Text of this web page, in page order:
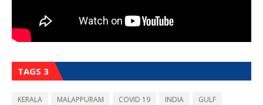
TAGS 3
KERALA MALAPPURAM COVID 19 INDIA
GULF